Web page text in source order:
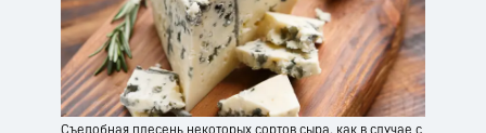
Съедобная плесень некоторых сортов сыра, как в случае с